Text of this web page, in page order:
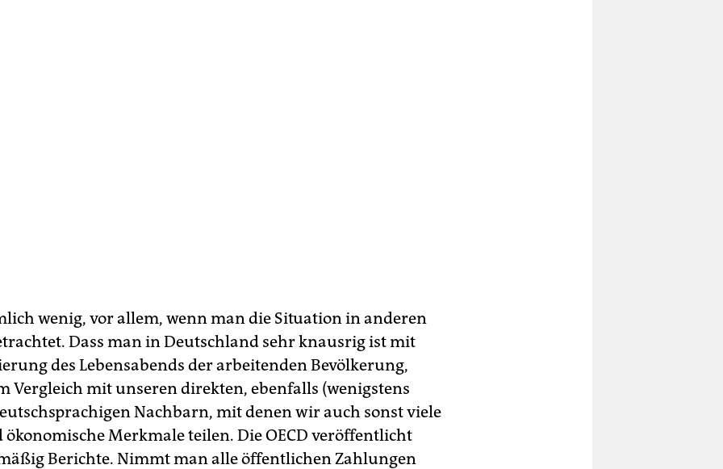
wenig, vor allem, wenn man die Situation in anderen
Dass man in Deutschland sehr knausrig ist mit
des Lebensabends der arbeitenden Bevölkerung,
Vergleich mit unseren direkten, ebenfalls (wenigstens
Nachbarn, mit denen wir auch sonst viele
ökonomische Merkmale teilen. Die OECD veröffentlicht
Berichte. Nimmt man alle öffentlichen Zahlungen